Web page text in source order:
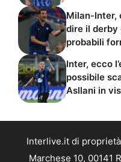
Milan-Inter,
dire il derby
probabili
Inter, ecco
possibile
Asllani in
Interlive.it di
Marchese 10, 00141